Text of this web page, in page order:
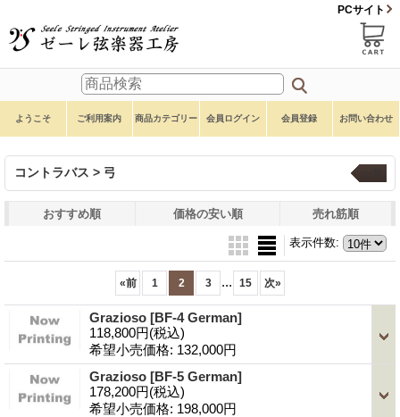
PCサイト
ようこそ ご利用案内 商品カテゴリー 会員ログイン 会員登録 お問い合わせ
コントラバス > 弓
おすすめ順 価格の安い順 売れ筋順
表示件数:
«前 1 2 3 ... 15 次»
Grazioso [BF-4 German]
118,800円(税込)
希望小売価格: 132,000円
Grazioso [BF-5 German]
178,200円(税込)
希望小売価格: 198,000円